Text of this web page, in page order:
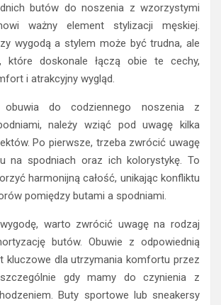
butów do noszenia z wzorzystymi
ważny element stylizacji męskiej.
wygodą a stylem może być trudna, ale
które doskonale łączą obie te cechy,
i atrakcyjny wygląd.
do codziennego noszenia z
należy wziąć pod uwagę kilka
Po pierwsze, trzeba zwrócić uwagę
na spodniach oraz ich kolorystykę. To
harmonijną całość, unikając konfliktu
pomiędzy butami a spodniami.
warto zwrócić uwagę na rodzaj
butów. Obuwie z odpowiednią
kluczowe dla utrzymania komfortu przez
gdy mamy do czynienia z
Buty sportowe lub sneakersy